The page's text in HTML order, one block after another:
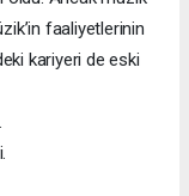
faaliyetlerinin
kariyeri de eski